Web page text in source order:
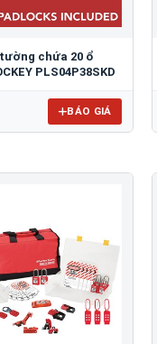
chứa 20 ổ
PLS04P38SKD
BÁO GIÁ